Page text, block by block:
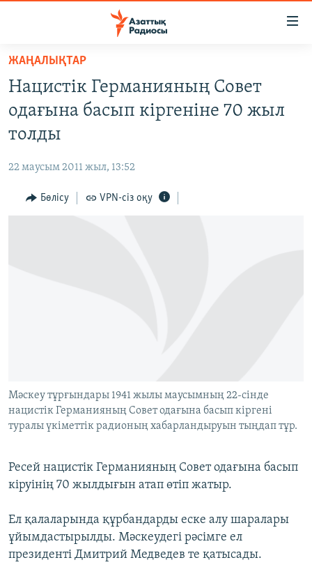
Skip
main
content
main
Navigation
to
САЯСАТ
АДАМ ҚҰҚЫҚТАРЫ
ӘЛЕУМЕТ
Басқа тілдерде
ЖАҢАЛЫҚТАР
Нацистік Германияның Совет
одағына басып кіргеніне 70 жыл
толды
22 маусым 2011 жыл, 13:52
Бөлісу VPN-сіз оқу
Мәскеу тұрғындары 1941 жылы маусымның 22-сінде
нацистік Германияның Совет одағына басып кіргені
туралы үкіметтік радионың хабарландыруын тыңдап тұр.
Ресей нацистік Германияның Совет одағына басып
кіруінің 70 жылдығын атап өтіп жатыр.
Ел қалаларында құрбандарды еске алу шаралары
ұйымдастырылды. Мәскеудегі рәсімге ел
президенті Дмитрий Медведев те қатысады.